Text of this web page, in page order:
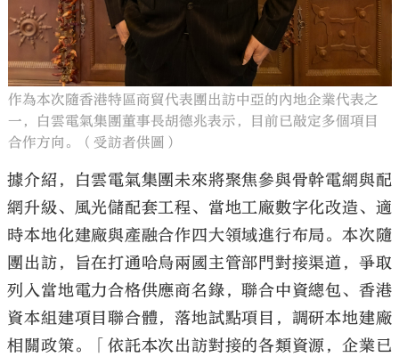
作為本次隨香港特區商貿代表團出訪中亞的內地企業代表之
一，白雲電氣集團董事長胡德兆表示，目前已敲定多個項目
合作方向。（受訪者供圖）
據介紹，白雲電氣集團未來將聚焦參與骨幹電網與配
網升級、風光儲配套工程、當地工廠數字化改造、適
時本地化建廠與產融合作四大領域進行布局。本次隨
團出訪，旨在打通哈烏兩國主管部門對接渠道，爭取
列入當地電力合格供應商名錄，聯合中資總包、香港
資本組建項目聯合體，落地試點項目，調研本地建廠
相關政策。「依託本次出訪對接的各類資源，企業已